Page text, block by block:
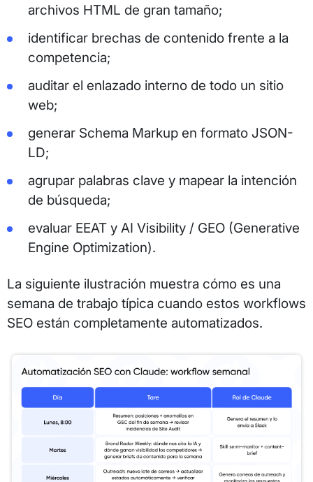
archivos HTML de gran tamaño;
identificar brechas de contenido frente a la
competencia;
auditar el enlazado interno de todo un sitio
web;
generar Schema Markup en formato JSON-
LD;
agrupar palabras clave y mapear la intención
de búsqueda;
evaluar EEAT y AI Visibility / GEO (Generative
Engine Optimization).
La siguiente ilustración muestra cómo es una
semana de trabajo típica cuando estos workflows
SEO están completamente automatizados.